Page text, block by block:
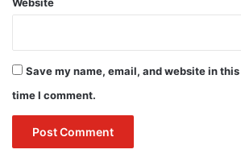
Save my name, email, and website in
time I comment.